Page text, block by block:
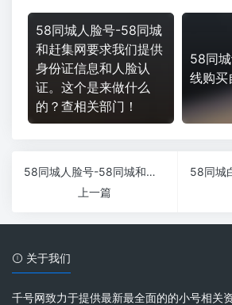
58同城人脸号-58同城
和赶集网要求我们提供
身份证信息和人脸认
证。这个是来做什么
的？查相关部门！
58同
线购买
58同城人脸号-58同城和赶集网要求我们提供身份证信息和人脸认证。这个是来做什么的？查相关部门！
上一篇
关于我们
千号网致力于提供最新最全面的的小号相关